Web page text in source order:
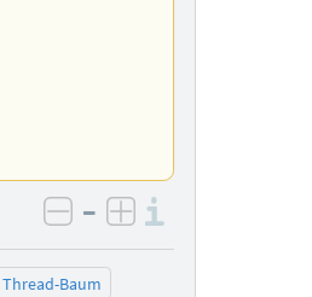
negativ bewerten
– positiv bewerten
Baum